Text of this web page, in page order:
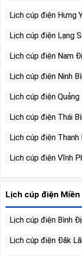
Lịch cúp điện Hưng
Lịch cúp điện Lạng
Lịch cúp điện Nam
Lịch cúp điện Ninh
Lịch cúp điện Quảng
Lịch cúp điện Thái
Lịch cúp điện Thanh
Lịch cúp điện Vĩnh
Lịch cúp điện
Lịch cúp điện Bình
Lịch cúp điện Đăk